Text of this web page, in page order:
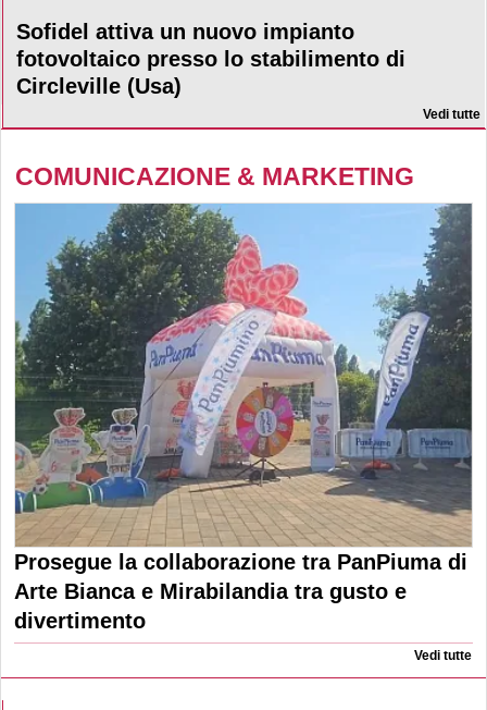
Sofidel attiva un nuovo impianto
fotovoltaico presso lo stabilimento di
Circleville (Usa)
Vedi tutte
COMUNICAZIONE & MARKETING
Prosegue la collaborazione tra PanPiuma di
Arte Bianca e Mirabilandia tra gusto e
divertimento
Vedi tutte